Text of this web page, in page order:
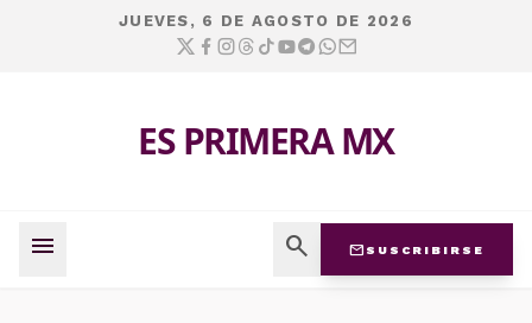
JUEVES, 6 DE AGOSTO DE 2026
ES PRIMERA MX
menu search mail SUSCRIBIRSE